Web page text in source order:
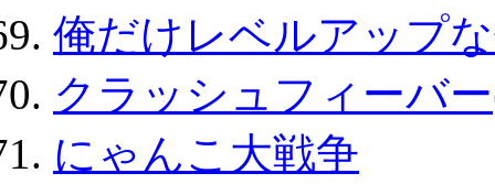
俺だけレベルアップ
クラッシュフィーバ
にゃんこ大戦争